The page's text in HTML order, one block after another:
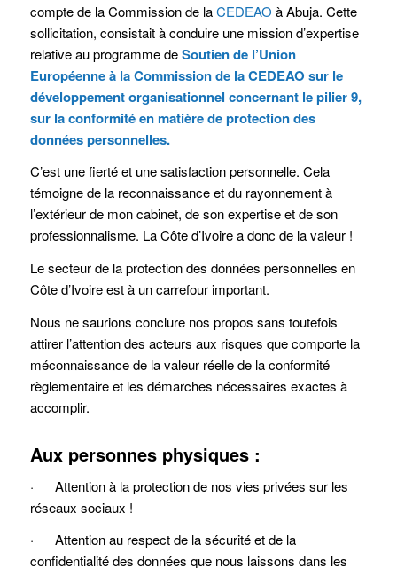
compte de la Commission de laCEDEAO à Abuja. Cette
sollicitation, consistait à conduire une mission d’expertise
relative au programme deSoutien de l’Union
Européenne à la Commission de la CEDEAO sur le
développement organisationnel concernant le pilier 9,
sur la conformité en matière de protection des
données personnelles.
C’est une fierté et une satisfaction personnelle. Cela
témoigne de la reconnaissance et du rayonnement à
l’extérieur de mon cabinet, de son expertise et de son
professionnalisme. La Côte d’Ivoire a donc de la valeur !
Le secteur de la protection des données personnelles en
Côte d’Ivoire est à un carrefour important.
Nous ne saurions conclure nos propos sans toutefois
attirer l’attention des acteurs aux risques que comporte la
méconnaissance de la valeur réelle de la conformité
règlementaire et les démarches nécessaires exactes à
accomplir.
Aux personnes physiques :
· Attention à la protection de nos vies privées sur les
réseaux sociaux !
· Attention au respect de la sécurité et de la
confidentialité des données que nous laissons dans les